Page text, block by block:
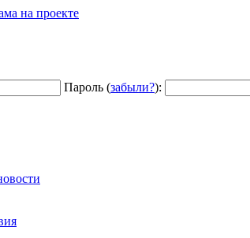
на проекте
Пароль (забыли?):